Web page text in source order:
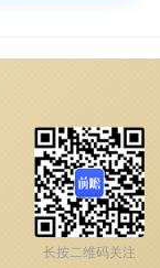
长按二维码关注